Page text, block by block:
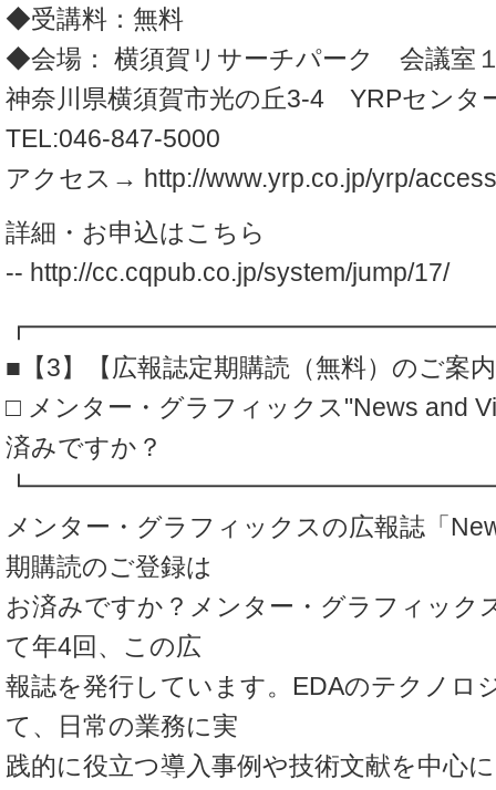
◆受講料：無料
◆会場： 横須賀リサーチパーク 会議
神奈川県横須賀市光の丘3-4 YRPセンタ
TEL:046-847-5000
アクセス→ http://www.yrp.co.jp/yrp/
詳細・お申込はこちら
-- http://cc.cqpub.co.jp/system/jump/17/
■【3】【広報誌定期購読（無料）のご案
□ メンター・グラフィックス"News and
済みですか？
メンター・グラフィックスの広報誌「
期購読のご登録は
お済みですか？メンター・グラフィック
て年4回、この広
報誌を発行しています。EDAのテクノロ
て、日常の業務に実
践的に役立つ導入事例や技術文献を中心